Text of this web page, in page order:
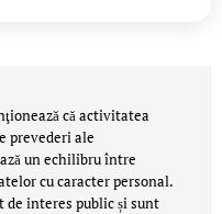
că activitatea
prevederi ale
un echilibru între
cu caracter personal.
interes public și sunt